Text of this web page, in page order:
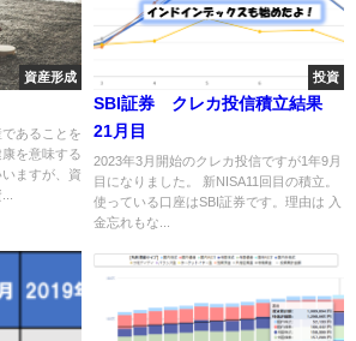
資産形成
あることを
を意味する
ますが、資
投資
SBI証券 クレカ投信積立結果
21月目
2023年3月開始のクレカ投信ですが1年9月
目になりました。 新NISA11回目の積立。
使っている口座はSBI証券です。理由は 入
金忘れもな...